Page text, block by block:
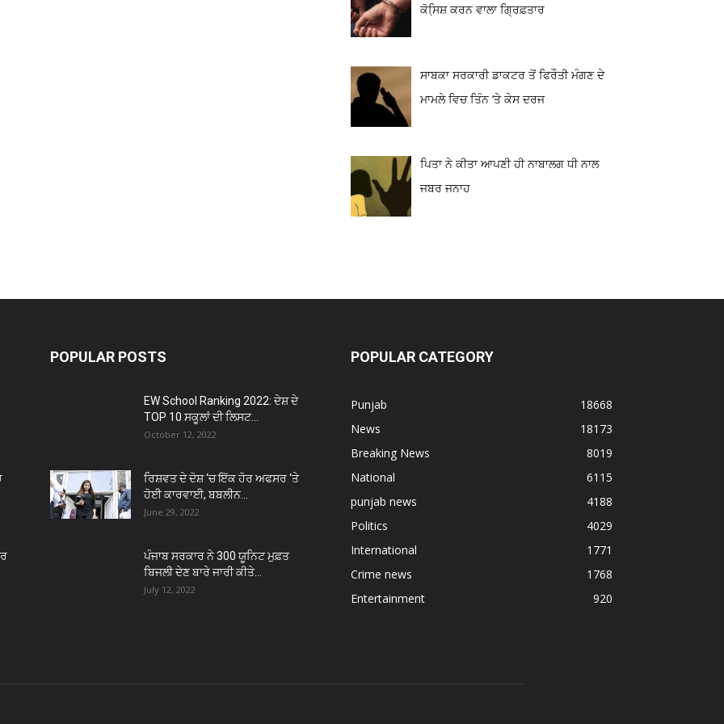
ਕੋਸਿ਼ਸ਼ ਕਰਨ ਵਾਲਾ ਗ੍ਰਿਫ਼ਤਾਰ
ਸਾਬਕਾ ਸਰਕਾਰੀ ਡਾਕਟਰ ਤੋਂ ਫਿਰੌਤੀ ਮੰਗਣ ਦੇ
ਮਾਮਲੇ ਵਿਚ ਤਿੰਨ ‘ਤੇ ਕੇਸ ਦਰਜ
ਪਿਤਾ ਨੇ ਕੀਤਾ ਆਪਣੀ ਹੀ ਨਾਬਾਲਗ ਧੀ ਨਾਲ
ਜਬਰ ਜਨਾਹ
POPULAR POSTS
EW School Ranking 2022: ਦੇਸ਼ ਦੇ
TOP 10 ਸਕੂਲਾਂ ਦੀ ਲਿਸਟ...
October 12, 2022
ਰਿਸ਼ਵਤ ਦੇ ਦੋਸ਼ ‘ਚ ਇੱਕ ਹੋਰ ਅਫਸਰ ‘ਤੇ
ਹੋਈ ਕਾਰਵਾਈ, ਬਬਲੀਨ...
June 29, 2022
ਪੰਜਾਬ ਸਰਕਾਰ ਨੇ 300 ਯੂਨਿਟ ਮੁਫ਼ਤ
ਬਿਜਲੀ ਦੇਣ ਬਾਰੇ ਜਾਰੀ ਕੀਤੇ...
July 12, 2022
POPULAR CATEGORY
Punjab
18668
News
18173
Breaking News
8019
National
6115
punjab news
4188
Politics
4029
International
1771
Crime news
1768
Entertainment
920